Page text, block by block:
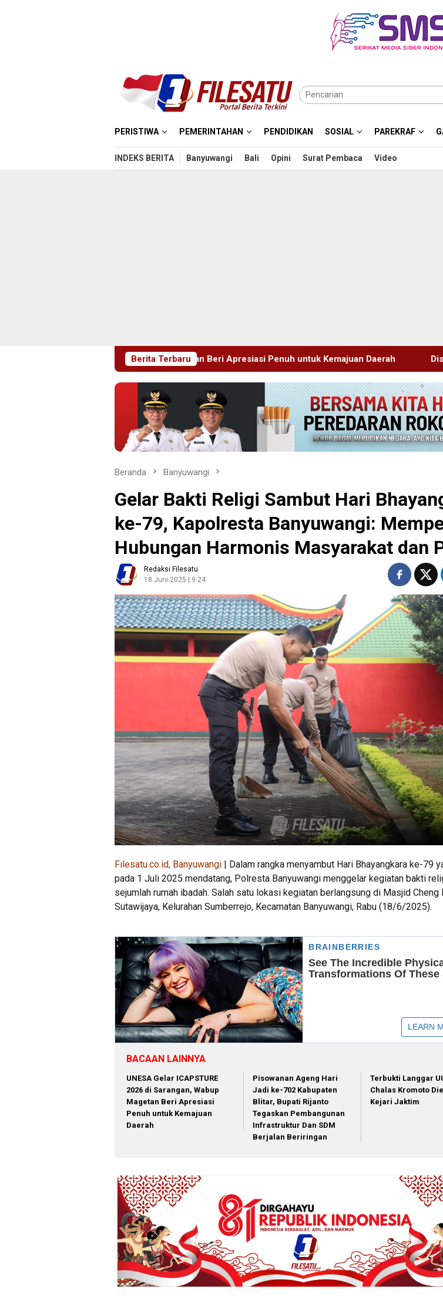
PERISTIWA PEMERINTAHAN PENDIDIKAN SOSIAL PAREKRAF
INDEKS BERITA Banyuwangi Bali Opini Surat Pembaca Video
Berita Terbaru
Wabup Magetan Beri Apresiasi Penuh untuk Kemajuan Daerah Disambut Tari Cucuk Lampah,
Beranda Banyuwangi
Gelar Bakti Religi Sambut Hari
ke-79, Kapolresta Banyuwangi:
Hubungan Harmonis Masyarakat dan
Redaksi Filesatu
18 Juni 2025 | 9:24
Filesatu.co.id, Banyuwangi | Dalam rangka menyambut Hari Bhayangkara ke-79
pada 1 Juli 2025 mendatang, Polresta Banyuwangi menggelar kegiatan bakti
sejumlah rumah ibadah. Salah satu lokasi kegiatan berlangsung di Masjid Cheng
Sutawijaya, Kelurahan Sumberrejo, Kecamatan Banyuwangi, Rabu (18/6/2025).
BACAAN LAINNYA
‎UNESA Gelar ICAPSTURE
2026 di Sarangan, Wabup
Magetan Beri Apresiasi
Penuh untuk Kemajuan
Daerah
Pisowanan Ageng Hari
Jadi ke-702 Kabupaten
Blitar, Bupati Rijanto
Tegaskan Pembangunan
Infrastruktur Dan SDM
Berjalan Beriringan
Terbukti Langgar
Chalas Kromoto
Kejari Jaktim